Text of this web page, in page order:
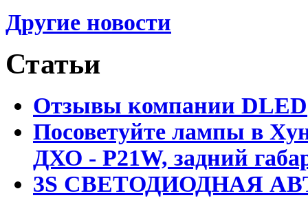
Другие новости
Статьи
Отзывы компании DLED
Посоветуйте лампы в
ДХО - P21W, задний
3S СВЕТОДИОДНАЯ